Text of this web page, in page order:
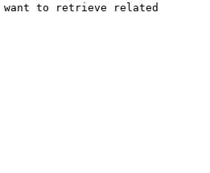
want to retrieve related